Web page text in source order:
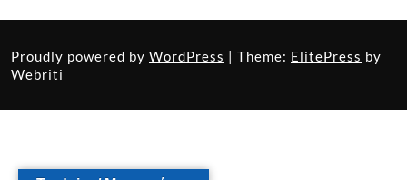
Proudly powered by WordPress | Theme: ElitePress by
Webriti